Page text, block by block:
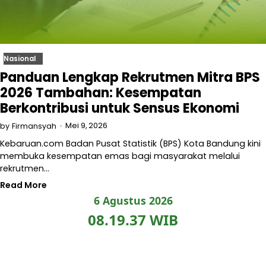
Nasional
Panduan Lengkap Rekrutmen Mitra BPS
2026 Tambahan: Kesempatan
Berkontribusi untuk Sensus Ekonomi
by Firmansyah Mei 9, 2026
Kebaruan.com Badan Pusat Statistik (BPS) Kota Bandung kini
membuka kesempatan emas bagi masyarakat melalui
rekrutmen…
Read More
6 Agustus 2026
08.19.37 WIB